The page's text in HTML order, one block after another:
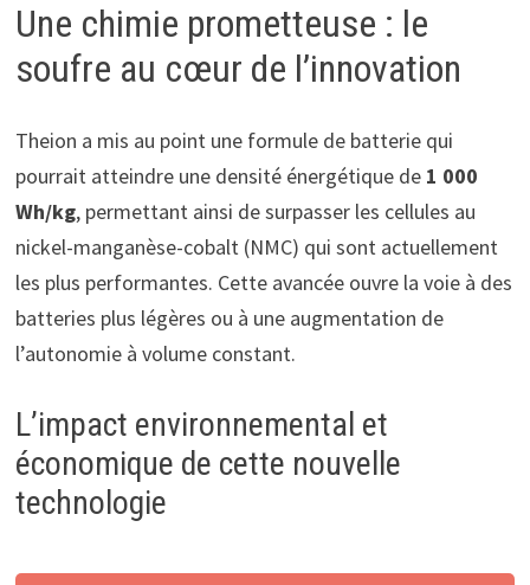
Une chimie prometteuse : le
soufre au cœur de l’innovation
Theion a mis au point une formule de batterie qui
pourrait atteindre une densité énergétique de 1 000
Wh/kg, permettant ainsi de surpasser les cellules au
nickel-manganèse-cobalt (NMC) qui sont actuellement
les plus performantes. Cette avancée ouvre la voie à des
batteries plus légères ou à une augmentation de
l’autonomie à volume constant.
L’impact environnemental et
économique de cette nouvelle
technologie